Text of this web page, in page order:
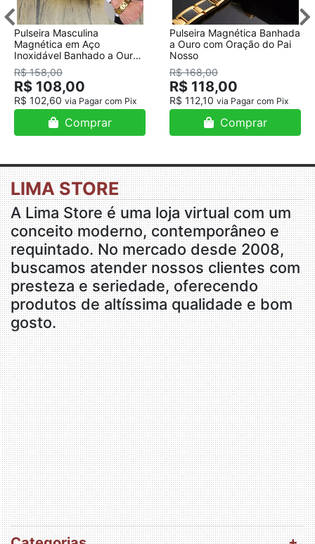
Pulseira Masculina
Magnética em Aço
Inoxidável Banhado a Ouro
18K
R$ 158,00
R$ 108,00
R$ 102,60 via Pagar com Pix
Comprar
Pulseira Magnética Banhada
a Ouro com Oração do Pai
Nosso
R$ 168,00
R$ 118,00
R$ 112,10 via Pagar com Pix
Comprar
LIMA STORE
A Lima Store é uma loja virtual com um
conceito moderno, contemporâneo e
requintado. No mercado desde 2008,
buscamos atender nossos clientes com
presteza e seriedade, oferecendo
produtos de altíssima qualidade e bom
gosto.